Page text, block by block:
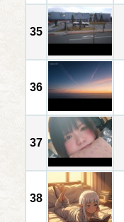
35
36
37
38